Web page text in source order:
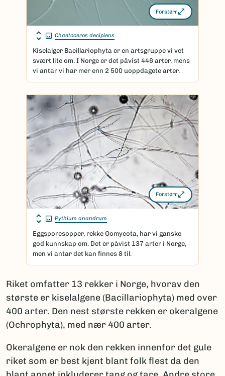
Forstørr
Chaetoceros decipiens
Kiselalger Bacillariophyta er en artsgruppe vi vet
svært lite om. I Norge er det påvist 446 arter, mens
vi antar vi har mer enn 2 500 uoppdagete arter.
Forstørr
Pythium anandrum
Eggsporesopper, rekke Oomycota, har vi ganske
god kunnskap om. Det er påvist 137 arter i Norge,
men vi antar det kan finnes 8 til.
Riket omfatter 13 rekker i Norge, hvorav den
største er kiselalgene (Bacillariophyta) med over
400 arter. Den nest største rekken er okeralgene
(Ochrophyta), med nær 400 arter.
Okeralgene er nok den rekken innenfor det gule
riket som er best kjent blant folk flest da den